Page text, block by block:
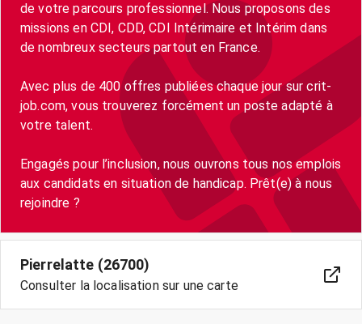
de votre parcours professionnel. Nous proposons des
missions en CDI, CDD, CDI Intérimaire et Intérim dans
de nombreux secteurs partout en France.
Avec plus de 400 offres publiées chaque jour sur crit-
job.com, vous trouverez forcément un poste adapté à
votre talent.
Engagés pour l’inclusion, nous ouvrons tous nos emplois
aux candidats en situation de handicap. Prêt(e) à nous
Pierrelatte (26700)
Consulter la localisation sur une carte